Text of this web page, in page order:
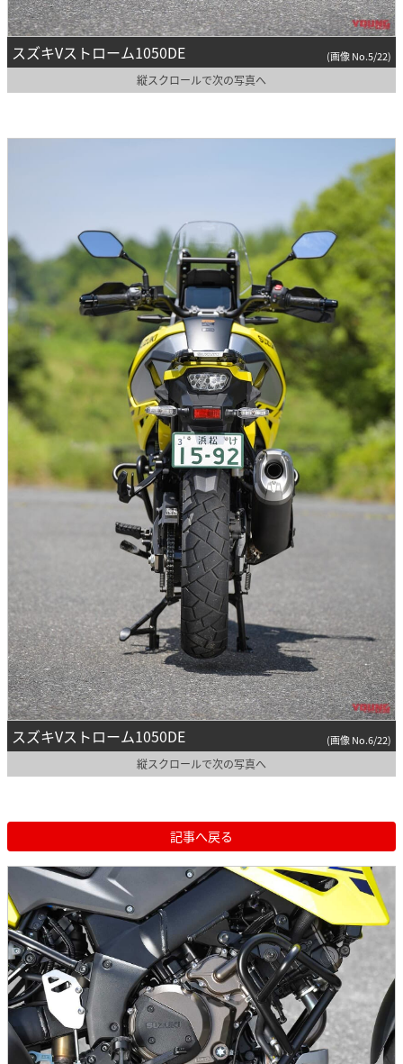
スズキVストローム1050DE (画像 No.5/22)
縦スクロールで次の写真へ
スズキVストローム1050DE (画像 No.6/22)
縦スクロールで次の写真へ
記事へ戻る